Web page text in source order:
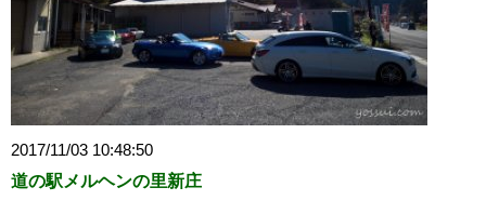
2017/11/03 10:48:50
道の駅メルヘンの里新庄